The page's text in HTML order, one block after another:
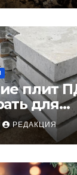
плит
для
и
РЕДАКЦИЯ